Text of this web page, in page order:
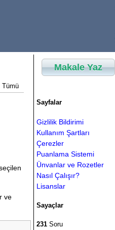
Tümü
ve
Makale Yaz
Sayfalar
Gizlilik Bildirimi
Kullanım Şartları
Çerezler
Puanlama Sistemi
Ünvanlar ve Rozetler
Nasıl Çalışır?
Lisanslar
Sayaçlar
231 Soru